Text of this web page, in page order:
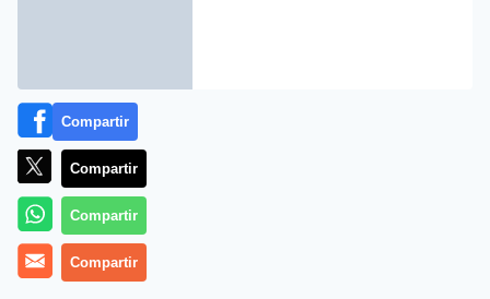
Más información
Compartir
Compartir
Compartir
Compartir